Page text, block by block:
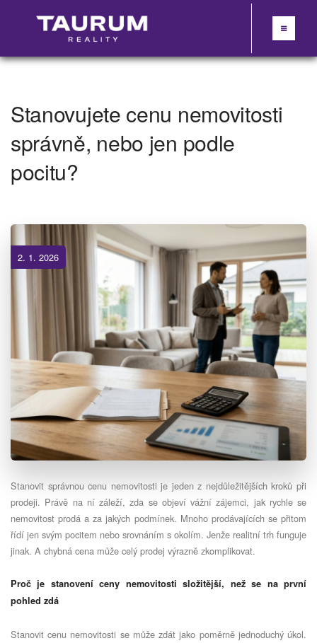
Stanovujete cenu nemovitosti
správně, nebo jen podle
pocitu?
2. 1. 2026
Stanovit správnou cenu nemovitosti je jeden z nejdůležitějších kroků při
prodeji. Právě na ní záleží, zda se objeví vážní zájemci, jak rychle se
nemovitost prodá a za jakých podmínek. Mnoho prodávajících se přitom
řídí jen svým pocitem nebo srovnáním s okolím. Jenže realitní trh funguje
jinak. A chybná cena může celý prodej výrazně zkomplikovat.
Proč je stanovení ceny nemovitosti složitější, než se na první
pohled zdá
Stanovit cenu nemovitosti se může zdát jako poměrně jednoduchý úkol.